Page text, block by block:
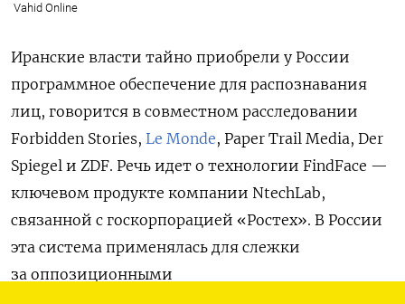
Vahid Online
Иранские власти тайно приобрели у России
программное обеспечение для распознавания
лиц, говорится в совместном расследовании
Forbidden Stories, Le Monde, Paper Trail Media, Der
Spiegel и ZDF. Речь идет о технологии FindFace —
ключевом продукте компании NtechLab,
связанной с госкорпорацией «Ростех». В России
эта система применялась для слежки
за оппозиционными